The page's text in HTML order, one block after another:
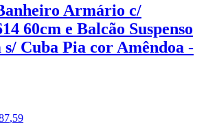
Armário c/
60cm e Balcão Suspenso
s/ Cuba Pia cor Amêndoa -
,59